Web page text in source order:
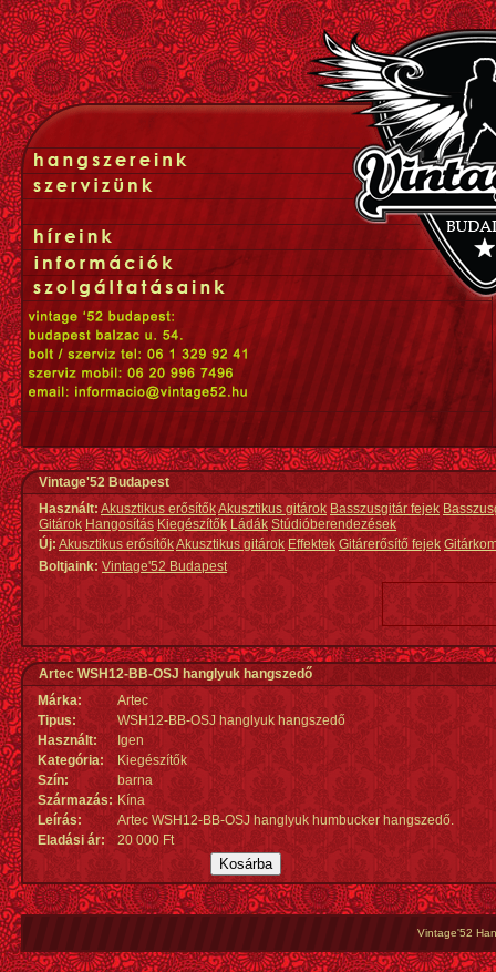
Vintage'52 Budapest
Használt: Akusztikus erősítőkAkusztikus gitárok Basszusgitár fejek
Gitárok Hangosítás Kiegészítők Ládák Stúdióberendezések
Új:Akusztikus erősítőkAkusztikus gitárok Effektek Gitárerősítő fejek
Boltjaink: Vintage'52 Budapest
Artec WSH12-BB-OSJ hanglyuk hangszedő
Márka:
Artec
Tipus:
WSH12-BB-OSJ hanglyuk hangszedő
Használt:
Igen
Kategória:
Kiegészítők
Szín:
barna
Származás: Kína
Leírás:
Artec WSH12-BB-OSJ hanglyuk humbucker hangszedő.
Eladási ár:
20 000 Ft
Vintage'52